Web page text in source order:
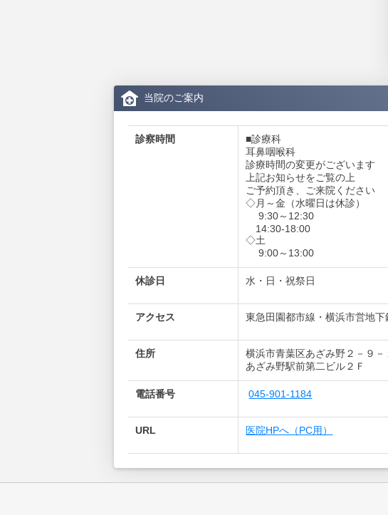
当院のご案内
診察時間
■診療科
耳鼻咽喉科
診療時間の変更がございます
上記お知らせをご覧の上
ご予約頂き、ご来院ください
◇月～金（水曜日は休診）
9:30～12:30
14:30-18:00
◇土
9:00～13:00
休診日 水・日・祝祭日
アクセス 東急田園都市線・横浜市営地
住所
横浜市青葉区あざみ野２－９－
あざみ野駅前第二ビル２Ｆ
電話番号 045-901-1184
URL 医院HPへ（PC用）